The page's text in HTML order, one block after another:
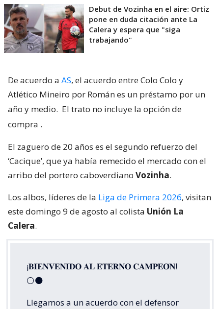
Debut de Vozinha en el aire: Ortiz
pone en duda citación ante La
Calera y espera que "siga
trabajando"
De acuerdo a AS, el acuerdo entre Colo Colo y
Atlético Mineiro por Román es un préstamo por un
año y medio. El trato no incluye la opción de
compra .
El zaguero de 20 años es el segundo refuerzo del
‘Cacique’, que ya había remecido el mercado con el
arribo del portero caboverdiano Vozinha.
Los albos, líderes de la Liga de Primera 2026, visitan
este domingo 9 de agosto al colista Unión La
Calera.
¡𝐁𝐈𝐄𝐍𝐕𝐄𝐍𝐈𝐃𝐎 𝐀𝐋 𝐄𝐓𝐄𝐑𝐍𝐎 𝐂𝐀𝐌𝐏𝐄𝐎́𝐍!
⚪⚫
Llegamos a un acuerdo con el defensor